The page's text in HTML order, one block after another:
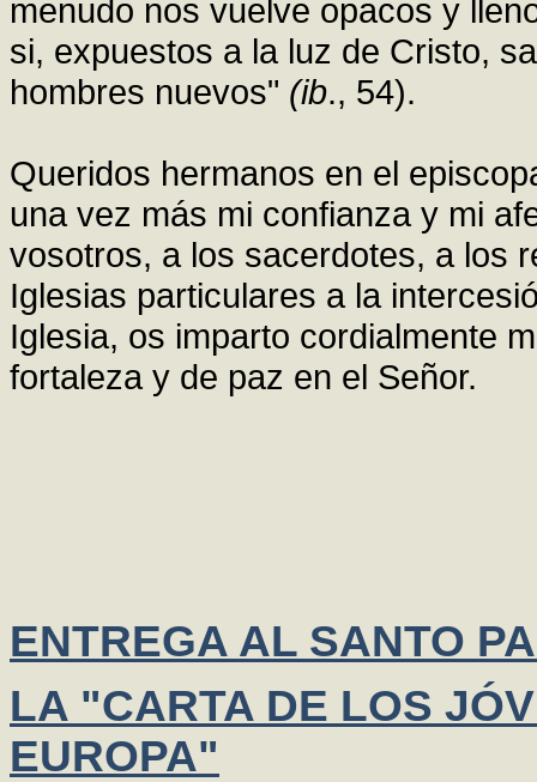
menudo nos vuelve opacos y
si, expuestos a la luz de Cristo,
hombres nuevos" (ib., 54).
Queridos hermanos en el
una vez más mi confianza y mi
vosotros, a los sacerdotes, a los
Iglesias particulares a la
Iglesia, os imparto cordialmente
fortaleza y de paz en el Señor.
ENTREGA AL SANTO
LA "CARTA DE LOS
EUROPA"